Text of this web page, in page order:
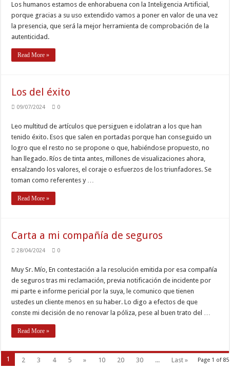
Los humanos estamos de enhorabuena con la Inteligencia Artificial,
porque gracias a su uso extendido vamos a poner en valor de una vez
la presencia, que será la mejor herramienta de comprobación de la
autenticidad.
Read More »
Los del éxito
09/07/2024 0
Leo multitud de artículos que persiguen e idolatran a los que han
tenido éxito. Esos que salen en portadas porque han conseguido un
logro que el resto no se propone o que, habiéndose propuesto, no
han llegado. Ríos de tinta antes, millones de visualizaciones ahora,
ensalzando los valores, el coraje o esfuerzos de los triunfadores. Se
toman como referentes y …
Read More »
Carta a mi compañía de seguros
28/04/2024 0
Muy Sr. Mío, En contestación a la resolución emitida por esa compañía
de seguros tras mi reclamación, previa notificación de incidente por
mi parte e informe pericial por la suya, le comunico que tienen
ustedes un cliente menos en su haber. Lo digo a efectos de que
conste mi decisión de no renovar la póliza, pese al buen trato del …
Read More »
Page 1 of 85
1 2 3 4 5 » 10 20 30 ... Last »